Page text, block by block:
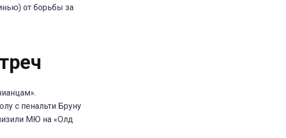
от борьбы за
с пенальти Бруну
МЮ на «Олд